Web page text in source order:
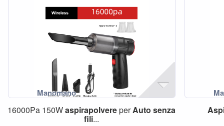
16000Pa 150WaspirapolvereperAuto senza
fili...